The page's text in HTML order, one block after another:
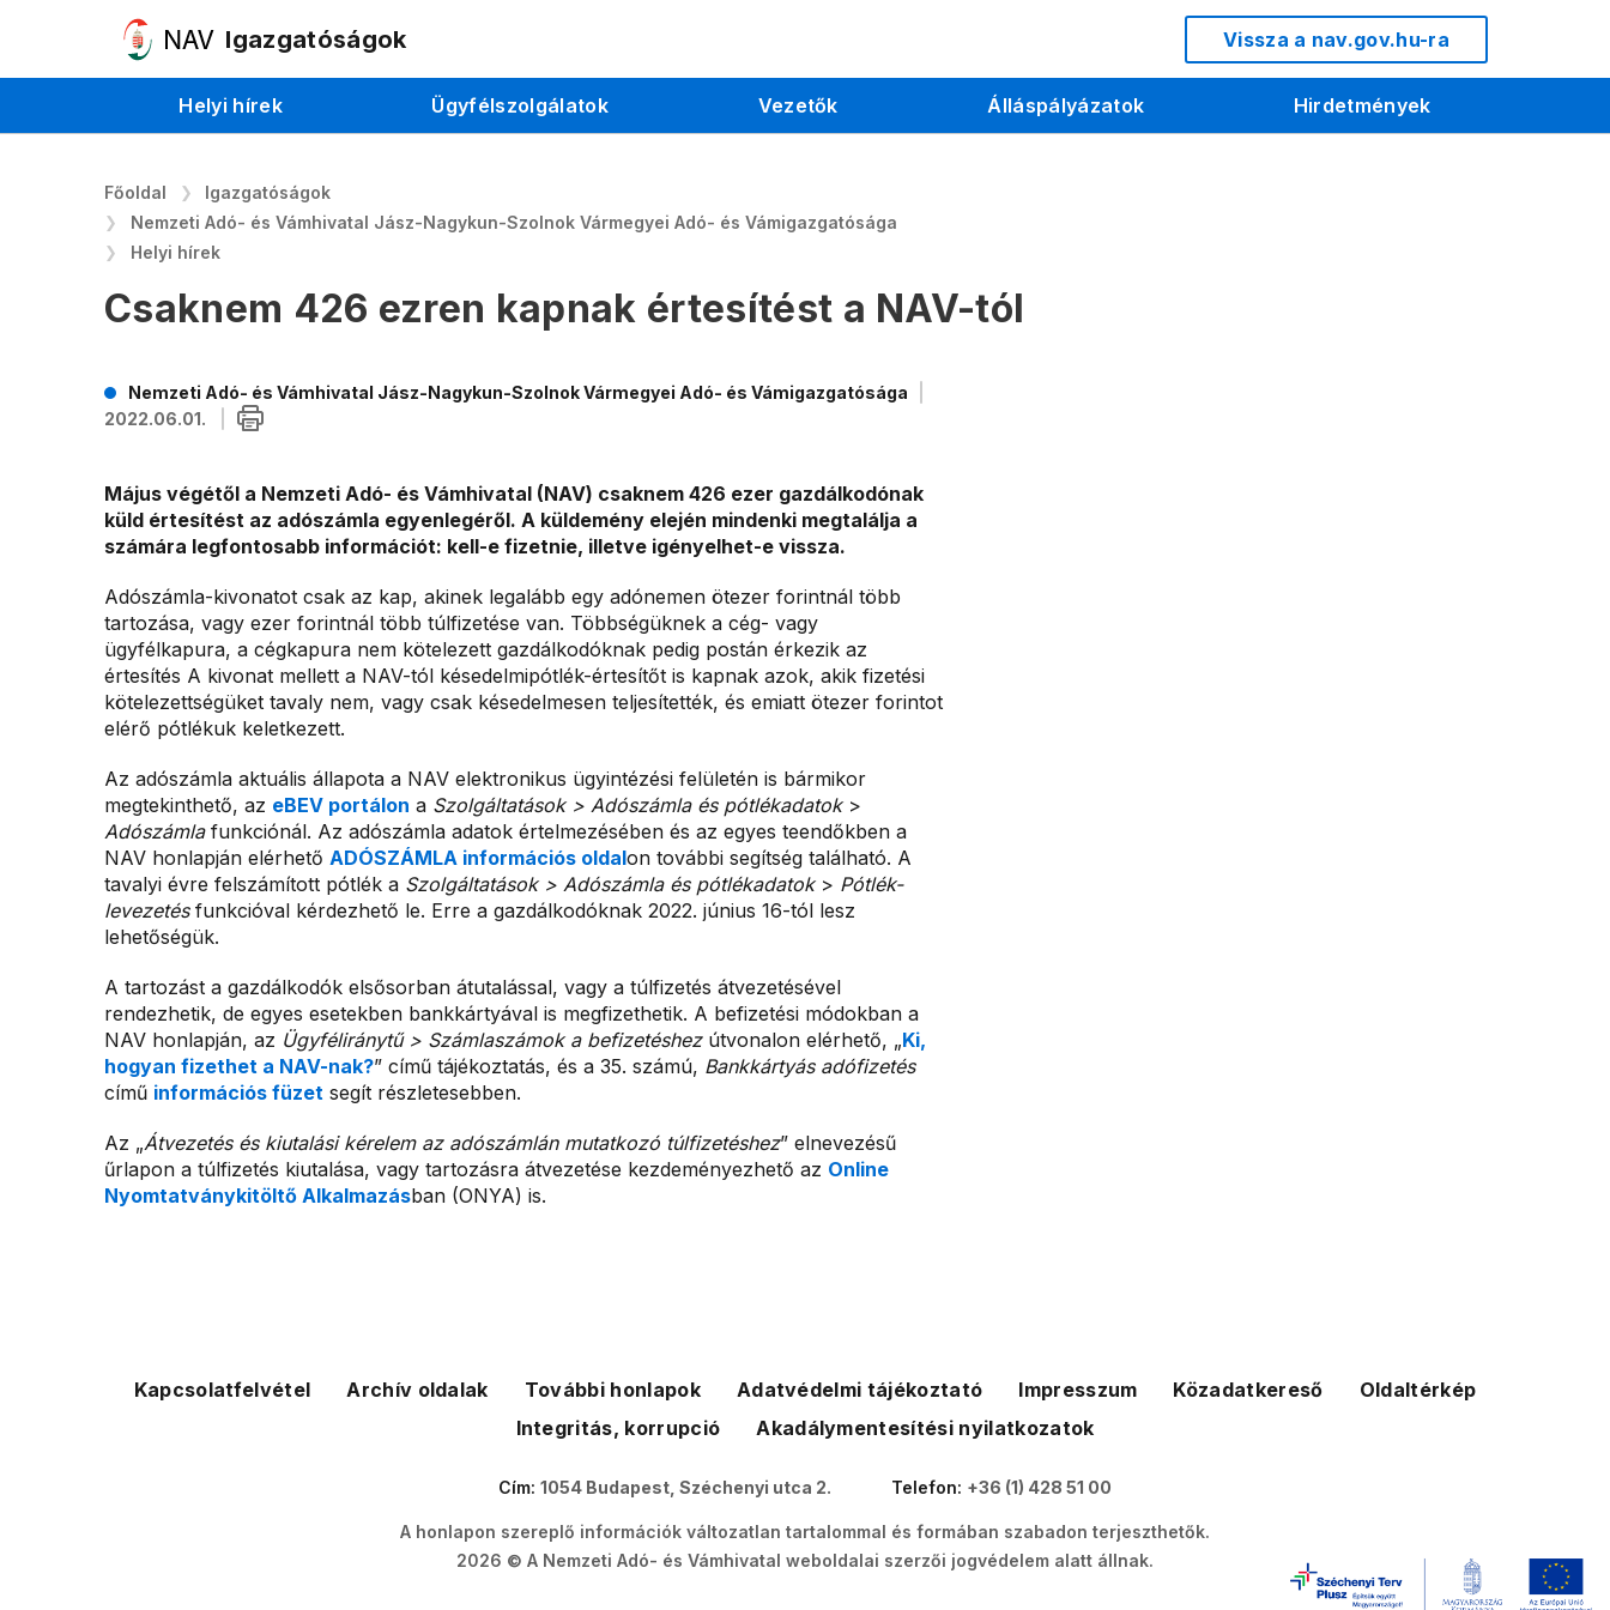
Igazgatóságok Vissza a nav.gov.hu-ra
Helyi hírek Ügyfélszolgálatok Vezetők Álláspályázatok Hirdetmények
Főoldal
Igazgatóságok
Nemzeti Adó- és Vámhivatal Jász-Nagykun-Szolnok Vármegyei Adó- és Vámigazgatósága
Helyi hírek
Csaknem 426 ezren kapnak értesítést a NAV-tól
Nemzeti Adó- és Vámhivatal Jász-Nagykun-Szolnok Vármegyei Adó- és Vámigazgatósága
2022.06.01.
Május végétől a Nemzeti Adó- és Vámhivatal (NAV) csaknem 426 ezer gazdálkodónak
küld értesítést az adószámla egyenlegéről. A küldemény elején mindenki megtalálja a
számára legfontosabb információt: kell-e fizetnie, illetve igényelhet-e vissza.
Adószámla-kivonatot csak az kap, akinek legalább egy adónemen ötezer forintnál több
tartozása, vagy ezer forintnál több túlfizetése van. Többségüknek a cég- vagy
ügyfélkapura, a cégkapura nem kötelezett gazdálkodóknak pedig postán érkezik az
értesítés A kivonat mellett a NAV-tól késedelmipótlék-értesítőt is kapnak azok, akik fizetési
kötelezettségüket tavaly nem, vagy csak késedelmesen teljesítették, és emiatt ötezer forintot
elérő pótlékuk keletkezett.
Az adószámla aktuális állapota a NAV elektronikus ügyintézési felületén is bármikor
megtekinthető, az eBEV portálon a Szolgáltatások > Adószámla és pótlékadatok>
Adószámlafunkciónál. Az adószámla adatok értelmezésében és az egyes teendőkben a
NAV honlapján elérhető ADÓSZÁMLA információs oldalon további segítség található. A
tavalyi évre felszámított pótlék a Szolgáltatások > Adószámla és pótlékadatok> Pótlék-
levezetésfunkcióval kérdezhető le. Erre a gazdálkodóknak 2022. június 16-tól lesz
lehetőségük.
A tartozást a gazdálkodók elsősorban átutalással, vagy a túlfizetés átvezetésével
rendezhetik, de egyes esetekben bankkártyával is megfizethetik. A befizetési módokban a
NAV honlapján, az Ügyféliránytű > Számlaszámok a befizetéshezútvonalon elérhető, „Ki,
hogyan fizethet a NAV-nak?” című tájékoztatás, és a 35. számú, Bankkártyás adófizetés
című információs füzet segít részletesebben.
Az „Átvezetés és kiutalási kérelem az adószámlán mutatkozó túlfizetéshez” elnevezésű
űrlapon a túlfizetés kiutalása, vagy tartozásra átvezetése kezdeményezhető az Online
Nyomtatványkitöltő Alkalmazásban (ONYA) is.
Kapcsolatfelvétel Archív oldalak További honlapok Adatvédelmi tájékoztató Impresszum Közadatkereső
Oldaltérkép
Integritás, korrupció
Akadálymentesítési nyilatkozatok
Cím: 1054 Budapest, Széchenyi utca 2. Telefon: +36 (1) 428 51 00
A honlapon szereplő információk változatlan tartalommal és formában szabadon terjeszthetők.
2026 © A Nemzeti Adó- és Vámhivatal weboldalai szerzői jogvédelem alatt állnak.